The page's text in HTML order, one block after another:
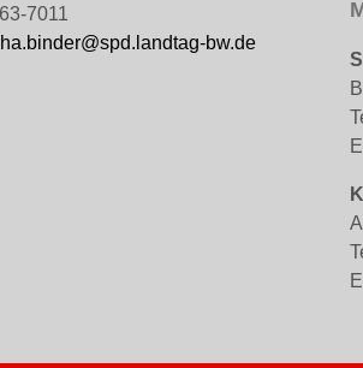
7011
bw.de